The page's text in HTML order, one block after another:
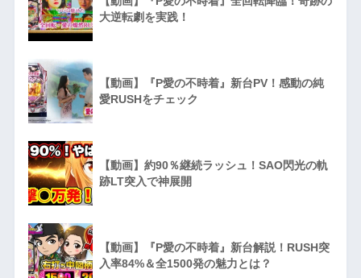
大逆転劇を実践！
【動画】『P愛の不時着』新台PV！感動の純
愛RUSHをチェック
【動画】約90％継続ラッシュ！SAO閃光の軌
跡LT突入で神展開
【動画】『P愛の不時着』新台解説！RUSH突
入率84%＆全1500発の魅力とは？